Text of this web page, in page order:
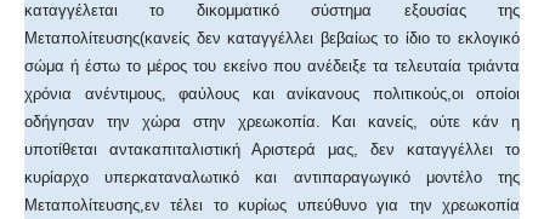
καταγγέλεται το δικομματικό σύστημα εξουσίας της
Μεταπολίτευσης(κανείς δεν καταγγέλλει βεβαίως το ίδιο το εκλογικό
σώμα ή έστω το μέρος του εκείνο που ανέδειξε τα τελευταία τριάντα
χρόνια ανέντιμους, φαύλους και ανίκανους πολιτικούς,οι οποίοι
οδήγησαν την χώρα στην χρεωκοπία. Και κανείς, ούτε κάν η
υποτίθεται αντακαπιταλιστική Αριστερά μας, δεν καταγγέλλει το
κυρίαρχο υπερκαταναλωτικό και αντιπαραγωγικό μοντέλο της
Μεταπολίτευσης,εν τέλει το κυρίως υπεύθυνο για την χρεωκοπία